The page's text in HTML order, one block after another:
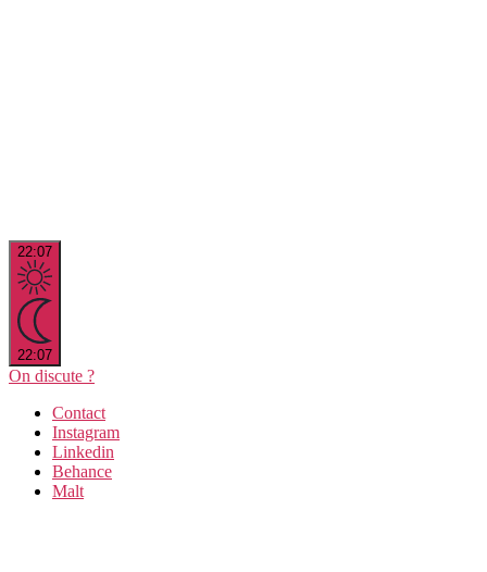
22:07
22:07
On discute ?
Contact
Instagram
Linkedin
Behance
Malt